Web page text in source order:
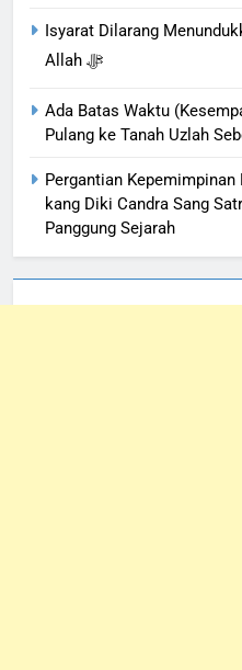
Isyarat Dilarang
Allah ﷻ
Ada Batas Waktu
Pulang ke Tanah Uzlah
Pergantian
kang Diki Candra Sang
Panggung Sejarah